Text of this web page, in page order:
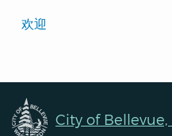
Translated
欢迎
City of Bellevue,